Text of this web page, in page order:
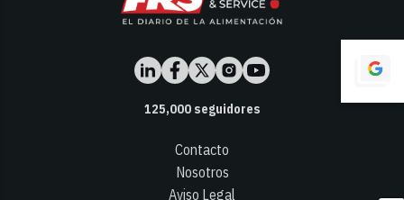
125,000seguidores
Contacto
Nosotros
Aviso Legal